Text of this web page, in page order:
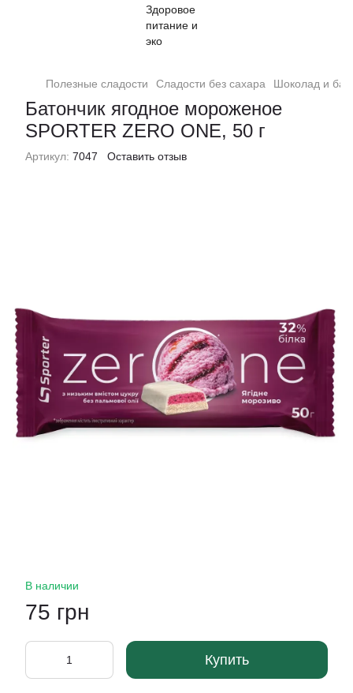
Полезные сладости Сладости без сахара Шоколад и
Батончик ягодное мороженое
SPORTER ZERO ONE, 50 г
Артикул: 7047 Оставить отзыв
В наличии
75 грн
Купить